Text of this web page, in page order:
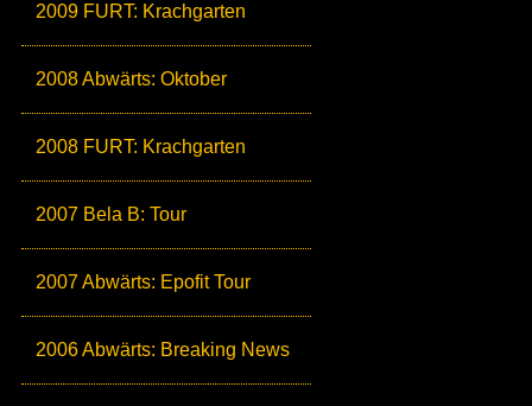
2009 FURT: Krachgarten
2008 Abwärts: Oktober
2008 FURT: Krachgarten
2007 Bela B: Tour
2007 Abwärts: Epofit Tour
2006 Abwärts: Breaking News